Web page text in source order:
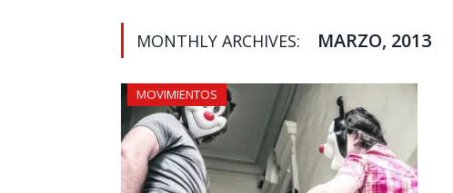
MONTHLY ARCHIVES: MARZO, 2013
MOVIMIENTOS